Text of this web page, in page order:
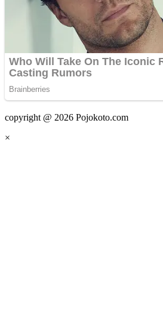
copyright @ 2026 Pojokoto.com
×